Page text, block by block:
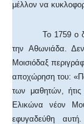
μέλλον να
Το 1759 ο
την Αθωνιάδα. Δεν
Μοισιόδαξ
αποχώρηση του:
των μαθητών,
Ελικώνα νέον
εφυγαδεύθη